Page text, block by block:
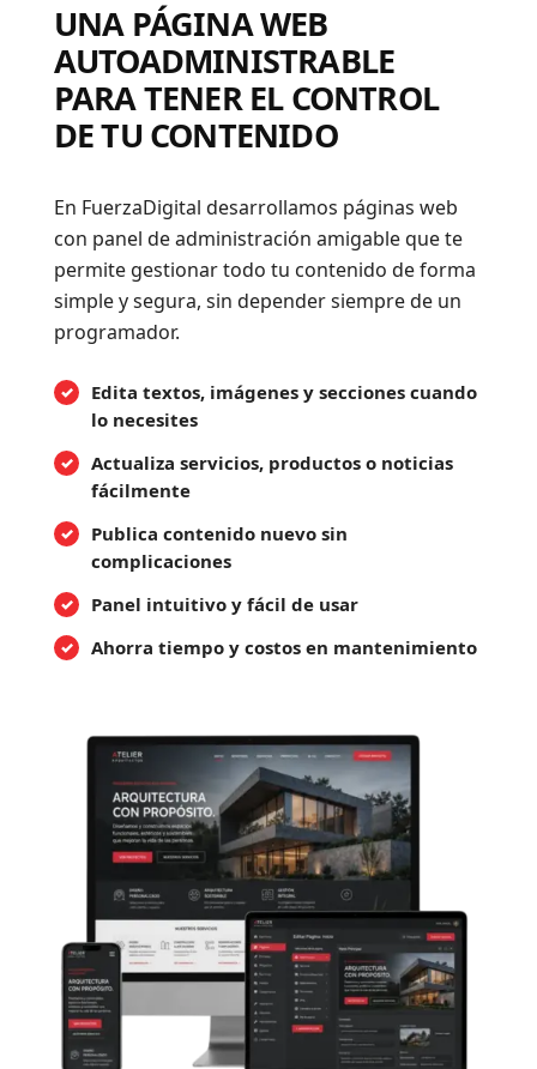
UNA PÁGINA WEB
AUTOADMINISTRABLE
PARA TENER EL CONTROL
DE TU CONTENIDO
En FuerzaDigital desarrollamos páginas web
con panel de administración amigable que te
permite gestionar todo tu contenido de forma
simple y segura, sin depender siempre de un
programador.
Edita textos, imágenes y secciones cuando
lo necesites
Actualiza servicios, productos o noticias
fácilmente
Publica contenido nuevo sin
complicaciones
Panel intuitivo y fácil de usar
Ahorra tiempo y costos en mantenimiento